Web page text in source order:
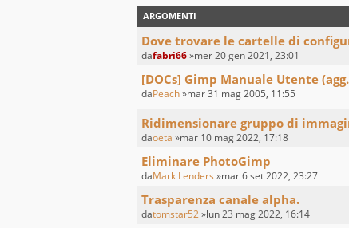
ARGOMENTI
Dove trovare le cartelle di
dafabri66»mer 20 gen 2021, 23:01
[DOCs] Gimp Manuale Utente
daPeach»mar 31 mag 2005, 11:55
Ridimensionare gruppo di
daoeta »mar 10 mag 2022, 17:18
Eliminare PhotoGimp
daMark Lenders »mar 6 set 2022, 23:27
Trasparenza canale alpha.
datomstar52»lun 23 mag 2022, 16:14